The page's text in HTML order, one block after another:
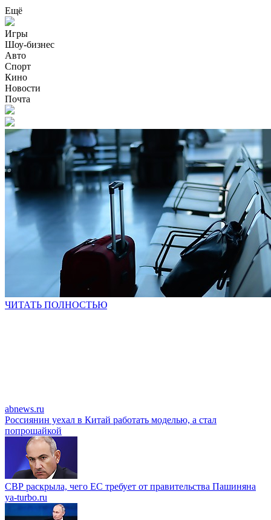
Ещё
Игры
Шоу-бизнес
Авто
Спорт
Кино
Новости
Почта
ЧИТАТЬ ПОЛНОСТЬЮ
abnews.ru
Россиянин уехал в Китай работать моделью, а стал
попрошайкой
СВР раскрыла, чего ЕС требует от правительства Пашиняна
ya-turbo.ru